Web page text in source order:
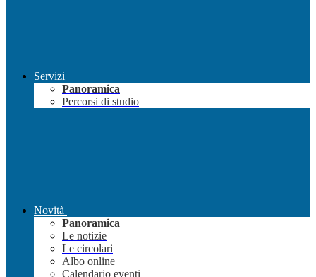
Servizi
Panoramica
Percorsi di studio
Novità
Panoramica
Le notizie
Le circolari
Albo online
Calendario eventi